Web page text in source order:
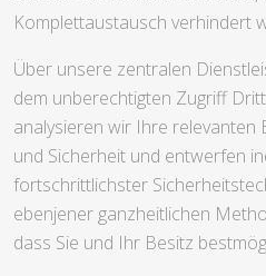
Komplettaustausch verhindert
Über unsere zentralen
dem unberechtigten Zugriff
analysieren wir Ihre relevanten
und Sicherheit und entwerfen
fortschrittlichster
ebenjener ganzheitlichen
dass Sie und Ihr Besitz